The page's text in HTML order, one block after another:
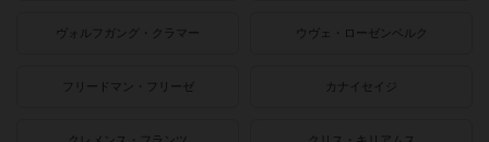
ヴォルフガング・クラマー ウヴェ・ローゼンベルク
フリードマン・フリーゼ カナイセイジ